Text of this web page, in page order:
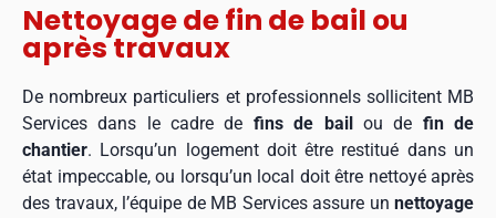
Nettoyage de fin de bail ou
après travaux
De nombreux particuliers et professionnels sollicitent MB
Services dans le cadre de fins de bail ou de fin de
chantier. Lorsqu’un logement doit être restitué dans un
état impeccable, ou lorsqu’un local doit être nettoyé après
des travaux, l’équipe de MB Services assure un nettoyage